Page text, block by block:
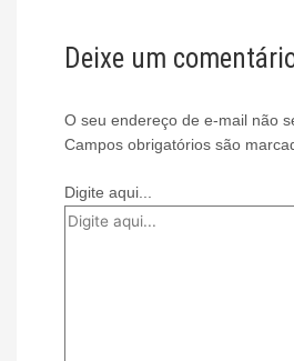
Deixe um
O seu endereço de e-mail não
Campos obrigatórios são
Digite aqui...